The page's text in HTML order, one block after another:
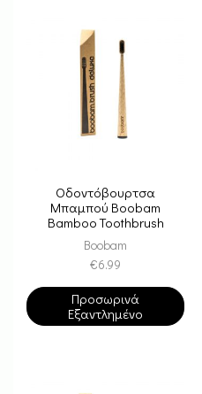
Οδοντόβουρτσα
Μπαμπού Boobam
Bamboo Toothbrush
Deluxe – Black Medium
Boobam
€6.99
Προσωρινά
Εξαντλημένο